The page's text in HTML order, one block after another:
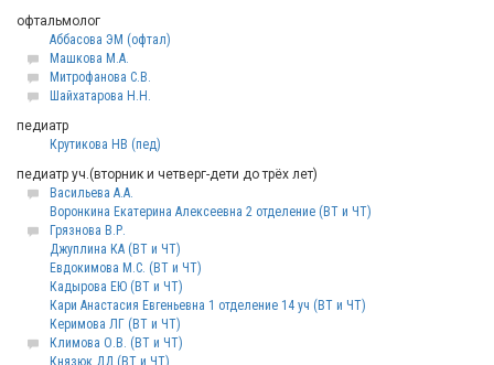
офтальмолог
Аббасова ЭМ (офтал)
Машкова М.А.
Митрофанова С.В.
Шайхатарова Н.Н.
педиатр
Крутикова НВ (пед)
педиатр уч.(вторник и четверг-дети до трёх лет)
Васильева А.А.
Воронкина Екатерина Алексеевна 2 отделение (ВТ и ЧТ)
Грязнова В.Р.
Джуплина КА (ВТ и ЧТ)
Евдокимова М.С. (ВТ и ЧТ)
Кадырова ЕЮ (ВТ и ЧТ)
Кари Анастасия Евгеньевна 1 отделение 14 уч (ВТ и ЧТ)
Керимова ЛГ (ВТ и ЧТ)
Климова О.В. (ВТ и ЧТ)
Князюк ДД (ВТ и ЧТ)